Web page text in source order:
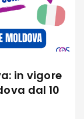
in vigore
dal 10